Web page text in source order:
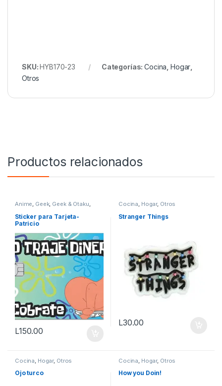
SKU:HYB170-23 Categorías:Cocina ,Hogar
Otros
Productos relacionados
Anime, Geek, Geek & Otaku,
Sticker para Tarjeta-
Patricio
L150.00
Cocina, Hogar, Otros
Stranger Things
L30.00
Cocina Hogar, Otros
Ojo turco
Cocina Hogar, Otros
How you Doin!